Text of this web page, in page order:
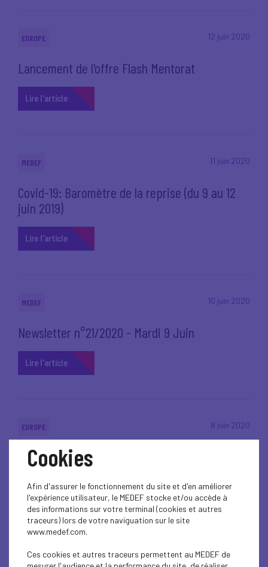
12 juin 2020
EUROPE
Lancement de l'offre Flash Mentorat
Lire l'article
11 juin 2020
MEDEF
Covid-19: Baromètre de la reprise (du 9 au 12
juin 2019)
Lire l'article
10 juin 2020
MEDEF
Newsletter n°21/2020 - Mardi 9 Juin
Lire l'article
8 juin 2020
EUROPE
Covid-19 : Flash Europe International
Lire l'article
8 juin 2020
ECONOMIE
Cookies
Afin d'assurer le fonctionnement du site et d'en améliorer
l'expérience utilisateur, le MEDEF stocke et/ou accède à
des informations sur votre terminal (cookies et autres
traceurs) lors de votre naviguation sur le site
www.medef.com.
Ces cookies et autres traceurs permettent au MEDEF de